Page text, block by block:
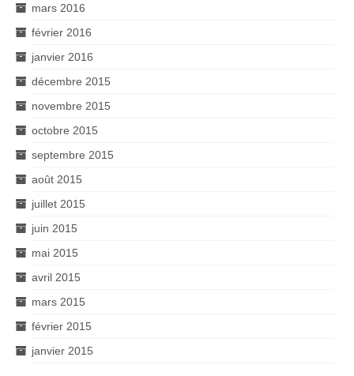
mars 2016
février 2016
janvier 2016
décembre 2015
novembre 2015
octobre 2015
septembre 2015
août 2015
juillet 2015
juin 2015
mai 2015
avril 2015
mars 2015
février 2015
janvier 2015